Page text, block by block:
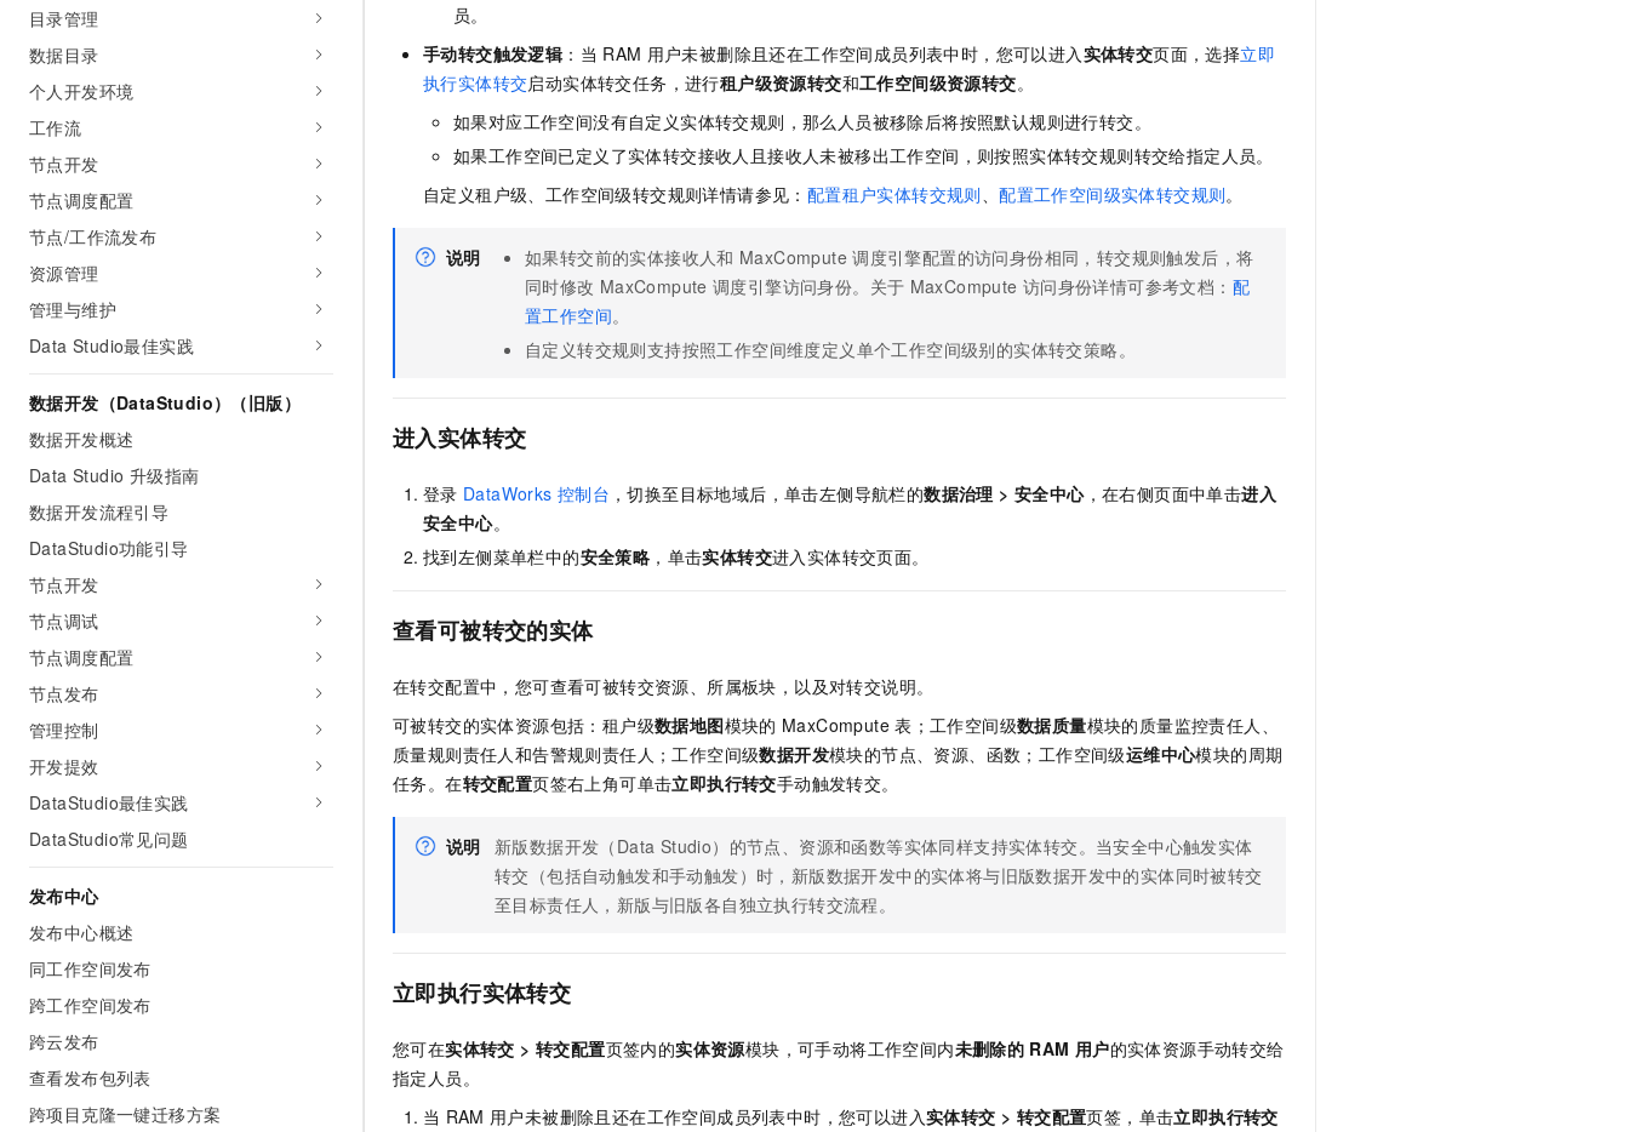
目录管理
数据目录
个人开发环境
工作流
节点开发
节点调度配置
节点/工作流发布
资源管理
管理与维护
Data Studio最佳实践
数据开发（DataStudio）（旧版）
数据开发概述
Data Studio 升级指南
数据开发流程引导
DataStudio功能引导
节点开发
节点调试
节点调度配置
节点发布
管理控制
开发提效
DataStudio最佳实践
DataStudio常见问题
发布中心
发布中心概述
同工作空间发布
跨工作空间发布
跨云发布
查看发布包列表
跨项目克隆一键迁移方案
员。
手动转交触发逻辑 ：当 RAM 用户未被删除且还在工作空间成员列表中时，您可以进入 实体转交页面，选择立即
执行实体转交启动实体转交任务，进行租户级资源转交和工作空间级资源转交。
如果对应工作空间没有自定义实体转交规则，那么人员被移除后将按照默认规则进行转交。
如果工作空间已定义了实体转交接收人且接收人未被移出工作空间，则按照实体转交规则转交给指定人员。
自定义租户级、工作空间级转交规则详情请参见： 配置租户实体转交规则 、配置工作空间级实体转交规则。
说明 如果转交前的实体接收人和 MaxCompute 调度引擎配置的访问身份相同，转交规则触发后，将
同时修改 MaxCompute 调度引擎访问身份。关于 MaxCompute 访问身份详情可参考文档： 配
置工作空间。
自定义转交规则支持按照工作空间维度定义单个工作空间级别的实体转交策略。
进入实体转交
登录 DataWorks 控制台 ，切换至目标地域后，单击左侧导航栏的数据治理 >安全中心，在右侧页面中单击进入
安全中心。
找到左侧菜单栏中的安全策略 ，单击实体转交进入实体转交页面。
查看可被转交的实体
在转交配置中，您可查看可被转交资源、所属板块，以及对转交说明。
可被转交的实体资源包括：租户级数据地图模块的 MaxCompute 表；工作空间级数据质量模块的质量监控责任人、
质量规则责任人和告警规则责任人；工作空间级数据开发模块的节点、资源、函数；工作空间级运维中心模块的周期
任务。在转交配置页签右上角可单击立即执行转交手动触发转交。
说明
新版数据开发（Data Studio）的节点、资源和函数等实体同样支持实体转交。当安全中心触发实体
转交（包括自动触发和手动触发）时，新版数据开发中的实体将与旧版数据开发中的实体同时被转交
至目标责任人，新版与旧版各自独立执行转交流程。
立即执行实体转交
您可在实体转交 >转交配置页签内的实体资源模块，可手动将工作空间内未删除的 RAM 用户的实体资源手动转交给
指定人员。
当 RAM 用户未被删除且还在工作空间成员列表中时，您可以进入实体转交 > 转交配置页签，单击立即执行转交